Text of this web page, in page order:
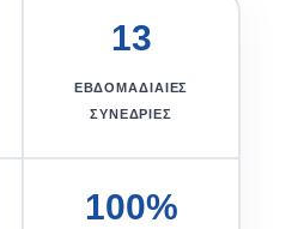
13
ΕΒΔΟΜΑΔΙΑΊΕΣ
ΣΥΝΕΔΡΊΕΣ
100%